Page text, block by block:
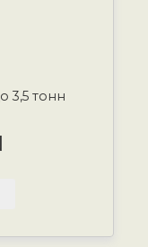
3,5 тонн